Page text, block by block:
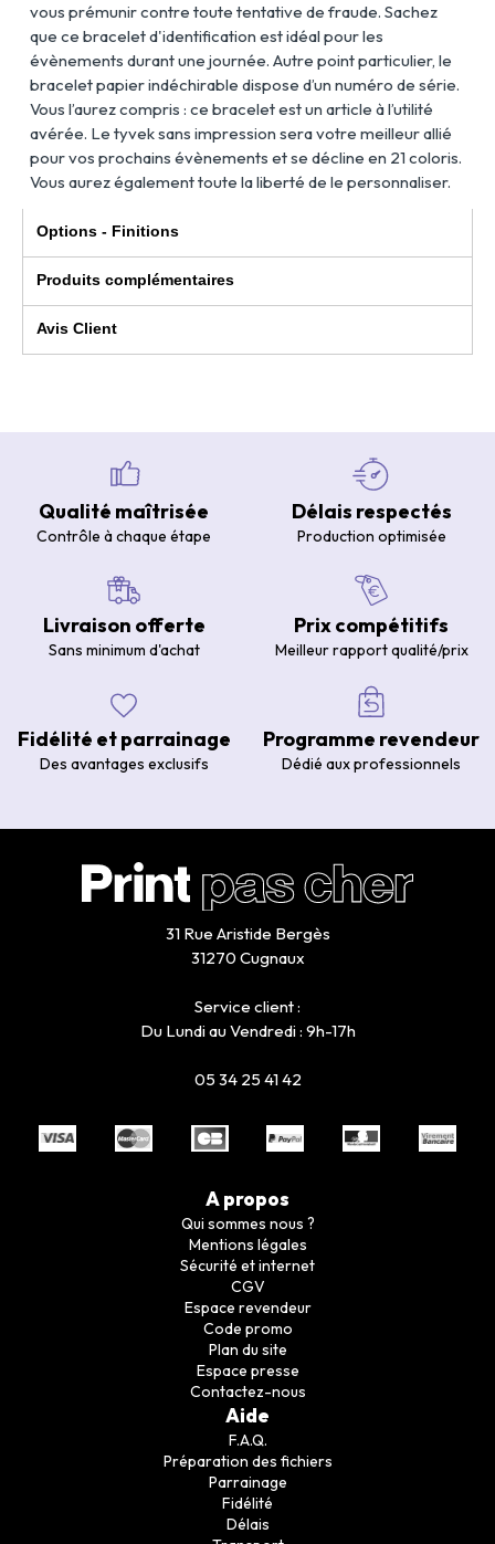
vous prémunir contre toute tentative de fraude. Sachez
que ce bracelet d'identification est idéal pour les
évènements durant une journée. Autre point particulier, le
bracelet papier indéchirable dispose d’un numéro de série.
Vous l’aurez compris : ce bracelet est un article à l’utilité
avérée. Le tyvek sans impression sera votre meilleur allié
pour vos prochains évènements et se décline en 21 coloris.
Vous aurez également toute la liberté de le personnaliser.
Options - Finitions
Produits complémentaires
Avis Client
Qualité maîtrisée
Contrôle à chaque étape
Délais respectés
Production optimisée
Livraison offerte
Sans minimum d'achat
Prix compétitifs
Meilleur rapport qualité/prix
Fidélité et parrainage
Des avantages exclusifs
Programme revendeur
Dédié aux professionnels
31 Rue Aristide Bergès
31270 Cugnaux
Service client :
Du Lundi au Vendredi : 9h-17h
05 34 25 41 42
A propos
Qui sommes nous ?
Mentions légales
Sécurité et internet
CGV
Espace revendeur
Code promo
Plan du site
Espace presse
Contactez-nous
Aide
F.A.Q.
Préparation des fichiers
Parrainage
Fidélité
Délais